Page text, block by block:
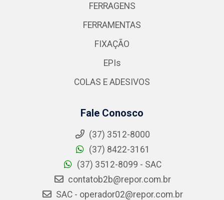
FERRAGENS
FERRAMENTAS
FIXAÇÃO
EPIs
COLAS E ADESIVOS
Fale Conosco
(37) 3512-8000
(37) 8422-3161
(37) 3512-8099 - SAC
contatob2b@repor.com.br
SAC - operador02@repor.com.br